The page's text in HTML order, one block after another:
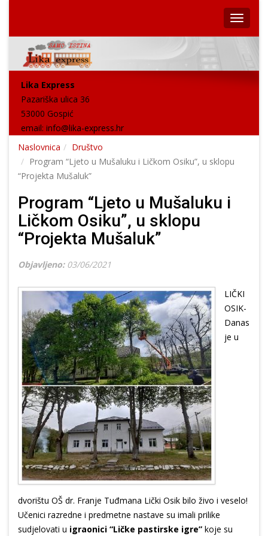
Lika Express
Pazariška ulica 36
53000 Gospić
email: info@lika-express.hr
Naslovnica
Društvo
Program “Ljeto u Mušaluku i Ličkom Osiku”, u sklopu
“Projekta Mušaluk”
Program “Ljeto u Mušaluku i
Ličkom Osiku”, u sklopu
“Projekta Mušaluk”
Objavljeno: 03/06/2021
LIČKI
OSIK-
Danas
je u
dvorištu OŠ dr. Franje Tuđmana Lički Osik bilo živo i veselo!
Učenici razredne i predmetne nastave su imali prilike
sudjelovati u igraonici “Ličke pastirske igre” koje su